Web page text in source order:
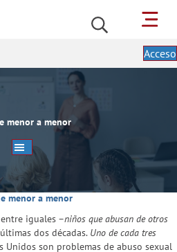
Acceso
menor a menor
menor a menor
iguales –niños que abusan de otros
dos décadas. Uno de cada tres
Unidos son problemas de abuso sexual